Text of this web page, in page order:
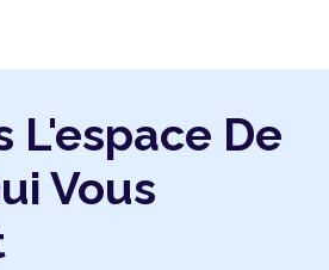
L'espace De
Vous